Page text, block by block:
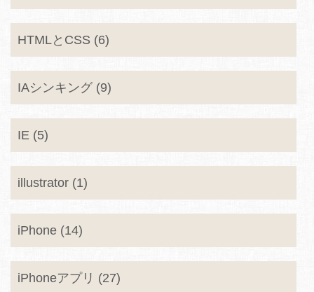
HTMLとCSS (6)
IAシンキング (9)
IE (5)
illustrator (1)
iPhone (14)
iPhoneアプリ (27)